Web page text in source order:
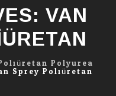
VAN
Polyurea
Sprey Poliüretan